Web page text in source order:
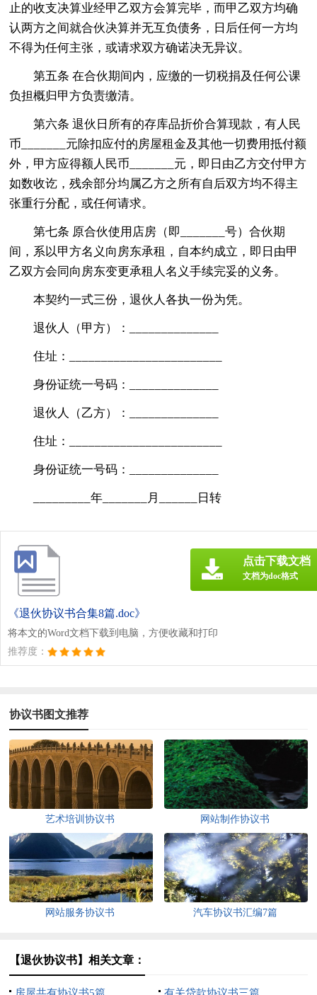
止的收支决算业经甲乙双方会算完毕，而甲乙双方均确
认两方之间就合伙决算并无互负债务，日后任何一方均
不得为任何主张，或请求双方确诺决无异议。
第五条 在合伙期间内，应缴的一切税捐及任何公课
负担概归甲方负责缴清。
第六条 退伙日所有的存库品折价合算现款，有人民
币_______元除扣应付的房屋租金及其他一切费用抵付额
外，甲方应得额人民币_______元，即日由乙方交付甲方
如数收讫，残余部分均属乙方之所有自后双方均不得主
张重行分配，或任何请求。
第七条 原合伙使用店房（即_______号）合伙期
间，系以甲方名义向房东承租，自本约成立，即日由甲
乙双方会同向房东变更承租人名义手续完妥的义务。
本契约一式三份，退伙人各执一份为凭。
退伙人（甲方）：______________
住址：________________________
身份证统一号码：______________
退伙人（乙方）：______________
住址：________________________
身份证统一号码：______________
_________年_______月______日转
《退伙协议书合集8篇.doc》
将本文的Word文档下载到电脑，方便收藏和打印
推荐度：
点击下载文档
文档为doc格式
协议书图文推荐
艺术培训协议书 网站制作协议书
网站服务协议书 汽车协议书汇编7篇
【退伙协议书】相关文章：
房屋共有协议书5篇 有关贷款协议书三篇